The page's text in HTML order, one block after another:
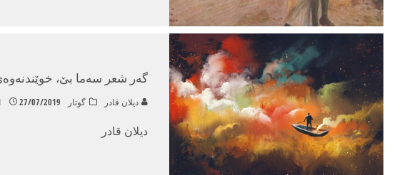
گه‌ر شعر سه‌ما بێ،
دیلان قادر گوتار 27/07/2019
دیلان قادر